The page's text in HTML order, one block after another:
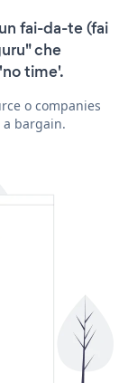
fai-da-te (fai
che
time'.
o companies
bargain.